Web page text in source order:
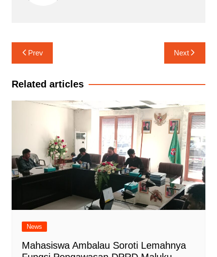
Navigasi
pos
Prev Next
Related articles
News
Mahasiswa Ambalau Soroti Lemahnya